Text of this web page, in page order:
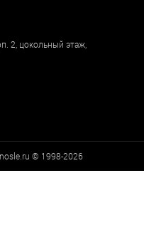
2, цокольный этаж
© 1998-2026